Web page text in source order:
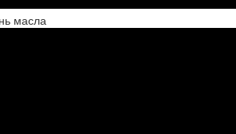
масла